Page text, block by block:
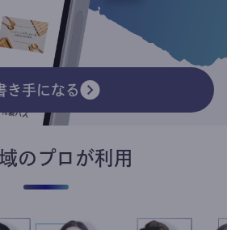
き手になる
のプロが利用